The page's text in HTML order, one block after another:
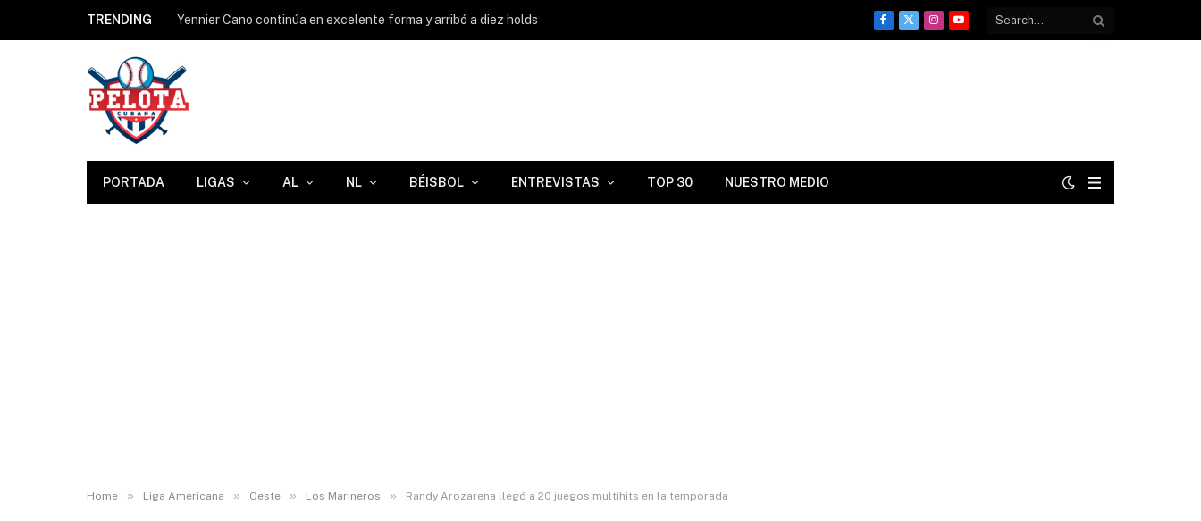
TRENDING Yennier Cano continúa en excelente forma y arribó a diez holds
Facebook
X
InstagramYouTube
PORTADA LIGAS AL NL BÉISBOL ENTREVISTAS TOP 30 NUESTRO MEDIO
Home » Liga Americana » Oeste » Los Marineros » Randy Arozarena llegó a 20 juegos multihits en la temporada